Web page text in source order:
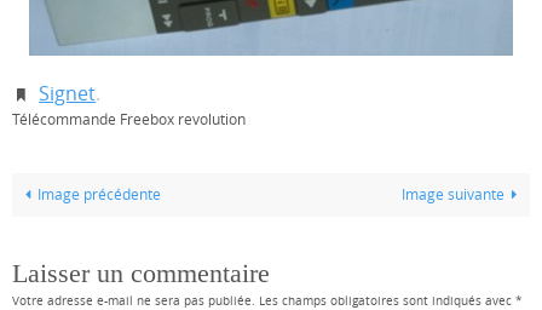
Signet.
Télécommande Freebox revolution
Image précédente Image suivante
Laisser un commentaire
Votre adresse e-mail ne sera pas publiée. Les champs obligatoires sont indiqués avec *